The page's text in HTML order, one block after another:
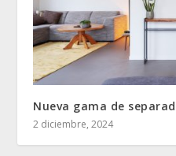
Nueva gama de
2 diciembre, 2024